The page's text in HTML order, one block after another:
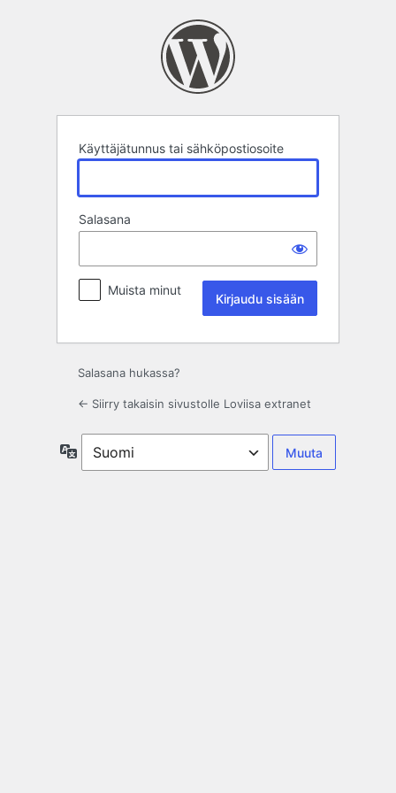
Käyttäjätunnus tai sähköpostiosoite
Salasana
Muista minut
Salasana hukassa?
← Siirry takaisin sivustolle Loviisa extranet
Kieli